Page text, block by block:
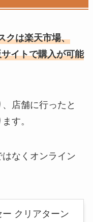
クは楽天市場、
イトで購入が可能
店舗に行ったと
す。
なくオンライン
ー クリアターン